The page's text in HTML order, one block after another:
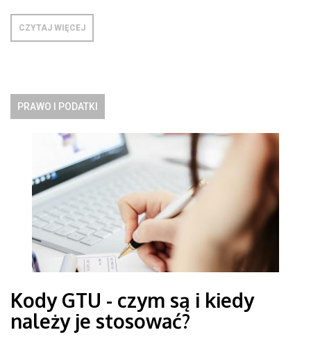
CZYTAJ WIĘCEJ
PRAWO I PODATKI
Kody GTU - czym są i kiedy
należy je stosować?